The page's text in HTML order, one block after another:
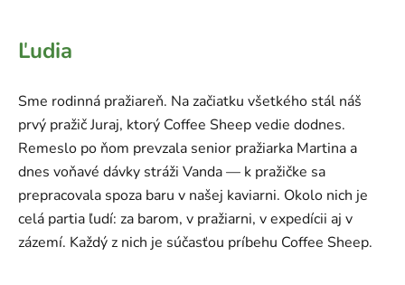
Ľudia
Sme rodinná pražiareň. Na začiatku všetkého stál náš
prvý pražič Juraj, ktorý Coffee Sheep vedie dodnes.
Remeslo po ňom prevzala senior pražiarka Martina a
dnes voňavé dávky stráži Vanda — k pražičke sa
prepracovala spoza baru v našej kaviarni. Okolo nich je
celá partia ľudí: za barom, v pražiarni, v expedícii aj v
zázemí. Každý z nich je súčasťou príbehu Coffee Sheep.